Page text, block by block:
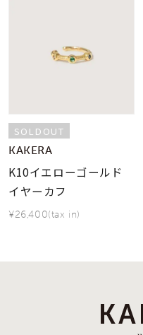
SOLDOUT
KAKERA
K10イエローゴールド
イヤーカフ
¥26,400(tax in)